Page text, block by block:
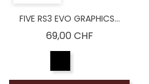
FIVE RS3 EVO GRAPHICS...
69,00 CHFPreis